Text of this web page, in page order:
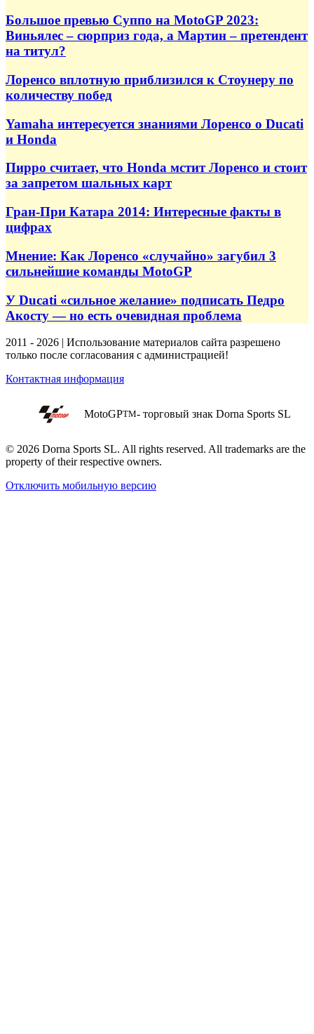
Большое превью Суппо на MotoGP 2023:
Виньялес – сюрприз года, а Мартин – претендент
на титул?
Лоренсо вплотную приблизился к Стоунеру по
количеству побед
Yamaha интересуется знаниями Лоренсо о Ducati
и Honda
Пирро считает, что Honda мстит Лоренсо и стоит
за запретом шальных карт
Гран-При Катара 2014: Интересные факты в
цифрах
Мнение: Как Лоренсо «случайно» загубил 3
сильнейшие команды MotoGP
У Ducati «сильное желание» подписать Педро
Акосту — но есть очевидная проблема
2011 - 2026 | Использование материалов сайта разрешено
только после согласования с администрацией!
Контактная информация
MotoGPTM- торговый знак Dorna Sports SL
© 2026 Dorna Sports SL. All rights reserved. All trademarks are the
property of their respective owners.
Отключить мобильную версию